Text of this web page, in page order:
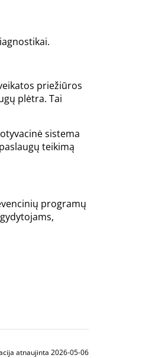
priežiūros
plėtra. Tai
sistema
teikimą
programų
atnaujinta 2026-05-06